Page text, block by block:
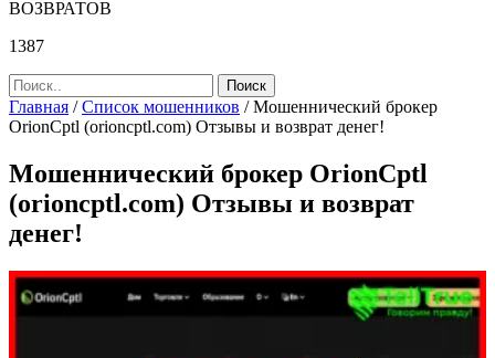
ВОЗВРАТОВ
1387
Главная /Список мошенников /Мошеннический брокер
OrionCptl (orioncptl.com) Отзывы и возврат денег!
Мошеннический брокер OrionCptl
(orioncptl.com) Отзывы и возврат
денег!